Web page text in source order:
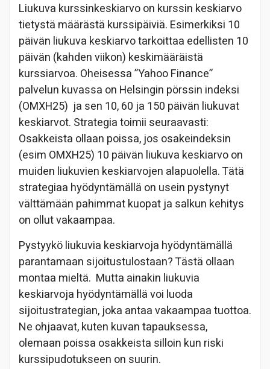
Liukuva kurssinkeskiarvo on kurssin keskiarvo
tietystä määrästä kurssipäiviä. Esimerkiksi 10
päivän liukuva keskiarvo tarkoittaa edellisten 10
päivän (kahden viikon) keskimääräistä
kurssiarvoa. Oheisessa ”Yahoo Finance”
palvelun kuvassa on Helsingin pörssin indeksi
(OMXH25) ja sen 10, 60 ja 150 päivän liukuvat
keskiarvot. Strategia toimii seuraavasti:
Osakkeista ollaan poissa, jos osakeindeksin
(esim OMXH25) 10 päivän liukuva keskiarvo on
muiden liukuvien keskiarvojen alapuolella. Tätä
strategiaa hyödyntämällä on usein pystynyt
välttämään pahimmat kuopat ja salkun kehitys
on ollut vakaampaa.
Pystyykö liukuvia keskiarvoja hyödyntämällä
parantamaan sijoitustulostaan? Tästä ollaan
montaa mieltä. Mutta ainakin liukuvia
keskiarvoja hyödyntämällä voi luoda
sijoitustrategian, joka antaa vakaampaa tuottoa.
Ne ohjaavat, kuten kuvan tapauksessa,
olemaan poissa osakkeista silloin kun riski
kurssipudotukseen on suurin.